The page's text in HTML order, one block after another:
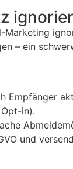
Marketing
– ein
Empfänger
in).
und